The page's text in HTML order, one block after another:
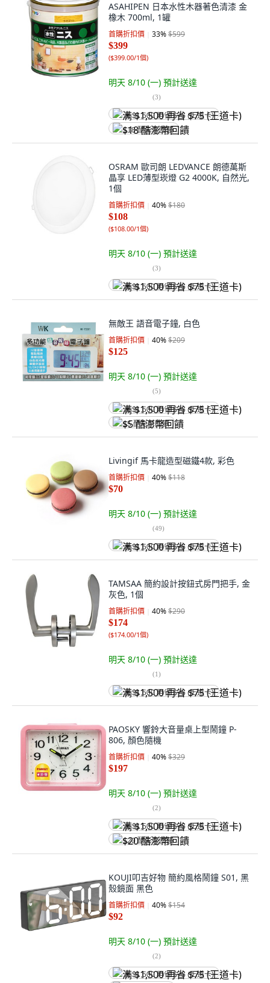
ASAHIPEN 日本水性木器著色清漆 金
橡木 700ml, 1罐
首購折扣價 33%$599
$399
($399.00/1個)
明天 8/10 (一) 預計送達
(3)
满 $1,500 再省 $75 (王道卡)
$18 酷澎幣回饋
OSRAM 歐司朗 LEDVANCE 朗德萬斯
晶享 LED薄型崁燈 G2 4000K, 自然光,
1個
首購折扣價 40%$180
$108
($108.00/1個)
明天 8/10 (一) 預計送達
(3)
满 $1,500 再省 $75 (王道卡)
無敵王 語音電子鐘, 白色
首購折扣價 40%$209
$125
明天 8/10 (一) 預計送達
(5)
满 $1,500 再省 $75 (王道卡)
$5 酷澎幣回饋
Livingif 馬卡龍造型磁鐵4款, 彩色
首購折扣價 40%$118
$70
明天 8/10 (一) 預計送達
(49)
满 $1,500 再省 $75 (王道卡)
TAMSAA 簡約設計按鈕式房門把手, 金
灰色, 1個
首購折扣價 40%$290
$174
($174.00/1個)
明天 8/10 (一) 預計送達
(1)
满 $1,500 再省 $75 (王道卡)
PAOSKY 響鈴大音量桌上型鬧鐘 P-
806, 顏色隨機
首購折扣價 40%$329
$197
明天 8/10 (一) 預計送達
(2)
满 $1,500 再省 $75 (王道卡)
$20 酷澎幣回饋
KOUJI叩吉好物 簡約風格鬧鐘 S01, 黑
殼鏡面 黑色
首購折扣價 40%$154
$92
明天 8/10 (一) 預計送達
(2)
满 $1,500 再省 $75 (王道卡)